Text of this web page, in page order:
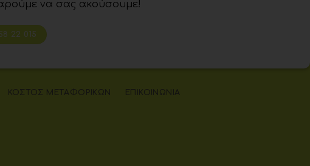
να σας ακούσουμε!
22 015
ΚΌΣΤΟΣ ΜΕΤΑΦΟΡΙΚΏΝ ΕΠΙΚΟΙΝΩΝΊΑ